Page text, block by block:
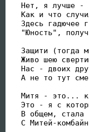
Нет, я лучше -
Как и что
Здесь гадючее
"Юность",
Защити (тогда
Живо шею
Нас - двоих
А не то тут
Митя - это...
Это - я с
В общем, стала
С Митей-